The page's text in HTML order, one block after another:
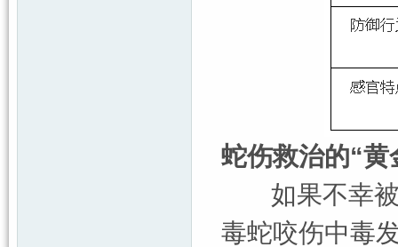
蛇伤救治的“
如果不幸被
毒蛇咬伤中毒